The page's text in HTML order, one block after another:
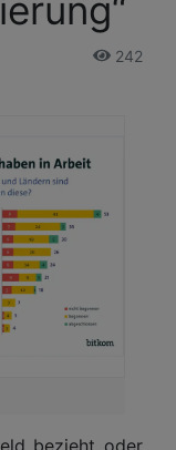
242
bezieht oder